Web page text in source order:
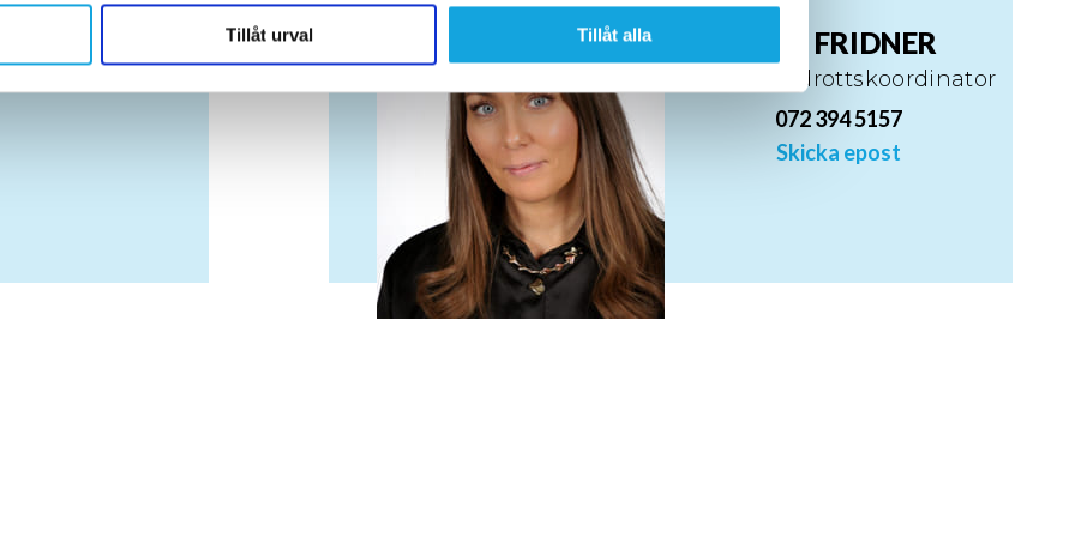
och analysföretag som vi samarbetar med. Dessa kan i sin tur kombinera informationen
har tillhandahållit eller som de har samlat in när du har använt deras tjänster.
Tillåt urval Tillåt alla TESS FRIDNER
Skol- och idrottskoordinator
072 394 5157
Skicka epost